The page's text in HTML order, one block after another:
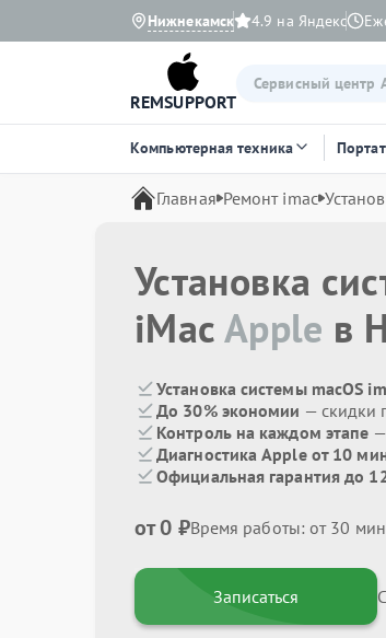
Нижнекамск 4.9 на Яндекс
REMSUPPORT
Сервисный центр
Компьютерная техника
Главная Ремонт imac
Установка
iMacApple в
Установка системы macOS
До 30% экономии — скидки
Контроль на каждом этапе
Диагностика Apple от 10
Официальная гарантия до
от 0 ₽Время работы: от 30 мин
Записаться